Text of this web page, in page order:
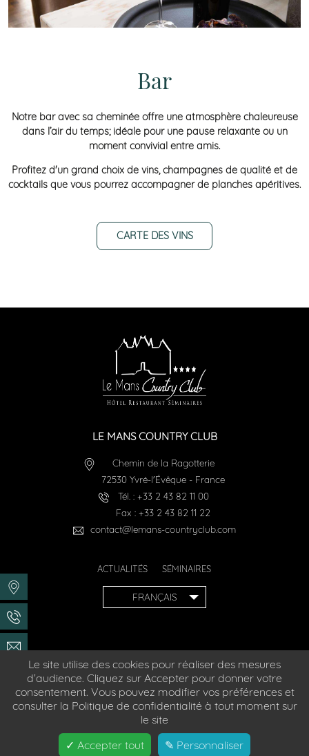
Bar
Notre bar avec sa cheminée offre une atmosphère chaleureuse
dans l’air du temps; idéale pour une pause relaxante ou un
moment convivial entre amis.
Profitez d'un grand choix de vins, champagnes de qualité et de
cocktails que vous pourrez accompagner de planches apéritives.
CARTE DES VINS
LE MANS COUNTRY CLUB
Chemin de la Ragotterie
72530 Yvré-l'Évêque - France
Tél. : +33 2 43 82 11 00
Fax : +33 2 43 82 11 22
contact@lemans-countryclub.com
ACTUALITÉS SÉMINAIRES
FRANÇAIS
Hôtel accessible aux personnes à mobilité réduite
© 2026Le Mans Country Club- Site officiel
Agence WEBCOM
Mentions Légales
Le site utilise des cookies pour réaliser des mesures
d’audience. Cliquez sur Accepter pour donner votre
consentement. Vous pouvez modifier vos préférences et
consulter la Politique de confidentialité à tout moment sur
le site
✓ Accepter tout
✎ Personnaliser